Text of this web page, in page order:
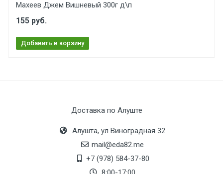
Махеев Джем Вишневый 300г д\п
155 руб.
Добавить в корзину
Доставка по Алуште
Алушта, ул Виноградная 32
mail@eda82.me
+7 (978) 584-37-80